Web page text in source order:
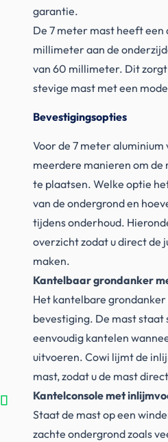
garantie.
De 7 meter mast heeft
millimeter aan de
van 60 millimeter. Dit
stevige mast met een
Bevestigingsopties
Voor de 7 meter
meerdere manieren om de
te plaatsen. Welke optie
van de ondergrond en
tijdens onderhoud.
overzicht zodat u direct de
maken.
Kantelbaar grondanker
Het kantelbare grondanker
bevestiging. De mast staat
eenvoudig kantelen
uitvoeren. Cowi lijmt de
mast, zodat u de mast
Kantelconsole met
Staat de mast op een
zachte ondergrond zoals